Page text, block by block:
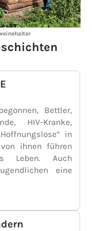
Bettler,
HIV-Kranke,
in
ihnen führen
Leben. Auch
eine